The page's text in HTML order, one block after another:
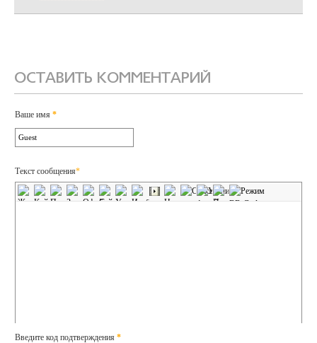
ОСТАВИТЬ КОММЕНТАРИЙ
Ваше имя *
Текст сообщения*
Введите код подтверждения *